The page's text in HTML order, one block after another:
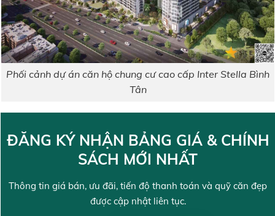
Phối cảnh dự án căn hộ chung cư cao cấp Inter Stella Bình
Tân
ĐĂNG KÝ NHẬN BẢNG GIÁ & CHÍNH
SÁCH MỚI NHẤT
Thông tin giá bán, ưu đãi, tiến độ thanh toán và quỹ căn đẹp
được cập nhật liên tục.